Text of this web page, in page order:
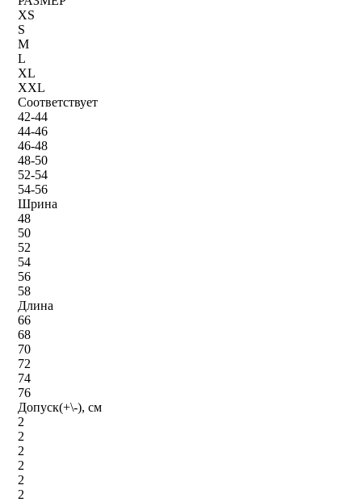
XS
S
M
L
XL
XXL
Соответствует
42-44
44-46
46-48
48-50
52-54
54-56
Шрина
48
50
52
54
56
58
Длина
66
68
70
72
74
76
Допуск(+\-), см
2
2
2
2
2
2